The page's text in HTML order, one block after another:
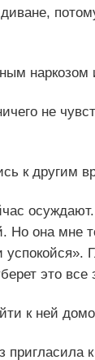
наркозом
не
к другим
Но она мне
это
к ней
пригласила